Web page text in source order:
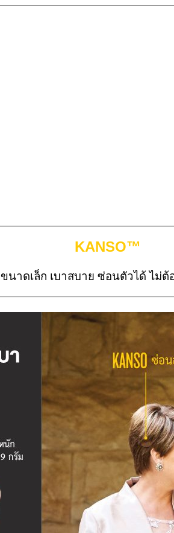
KANSO™
ขนาดเล็ก เบาสบาย ซ่อนตัวได้ ไม่ต้